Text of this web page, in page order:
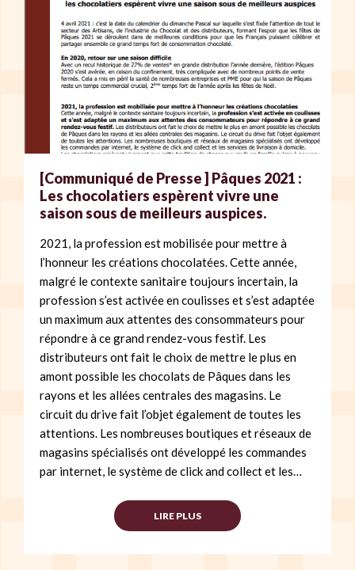
[Communiqué de Presse ] Pâques 2021 :
Les chocolatiers espèrent vivre une
saison sous de meilleurs auspices.
2021, la profession est mobilisée pour mettre à
l’honneur les créations chocolatées. Cette année,
malgré le contexte sanitaire toujours incertain, la
profession s’est activée en coulisses et s’est adaptée
un maximum aux attentes des consommateurs pour
répondre à ce grand rendez-vous festif. Les
distributeurs ont fait le choix de mettre le plus en
amont possible les chocolats de Pâques dans les
rayons et les allées centrales des magasins. Le
circuit du drive fait l’objet également de toutes les
attentions. Les nombreuses boutiques et réseaux de
magasins spécialisés ont développé les commandes
par internet, le système de click and collect et les…
LIRE PLUS